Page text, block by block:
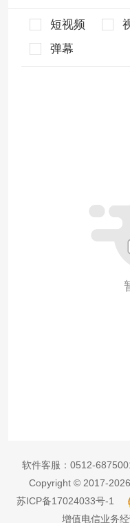
短视频
弹幕
软件客服： 0512-
Copyright © 2017-
苏ICP备17024033号-1
增值电信业务